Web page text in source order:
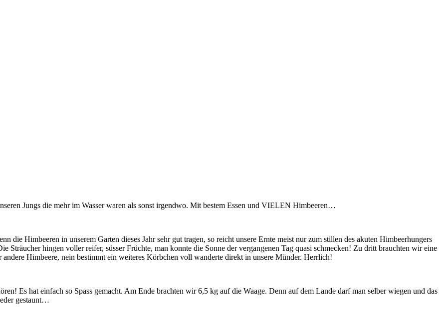
Jungs die mehr im Wasser waren als sonst irgendwo. Mit bestem Essen und VIELEN Himbeeren…
die Himbeeren in unserem Garten dieses Jahr sehr gut tragen, so reicht unsere Ernte meist nur zum stillen des akuten Himbeerhungers
Sträucher hingen voller reifer, süsser Früchte, man konnte die Sonne der vergangenen Tag quasi schmecken! Zu dritt brauchten wir eine
Himbeere, nein bestimmt ein weiteres Körbchen voll wanderte direkt in unsere Münder. Herrlich!
Es hat einfach so Spass gemacht. Am Ende brachten wir 6,5 kg auf die Waage. Denn auf dem Lande darf man selber wiegen und das
gestaunt…